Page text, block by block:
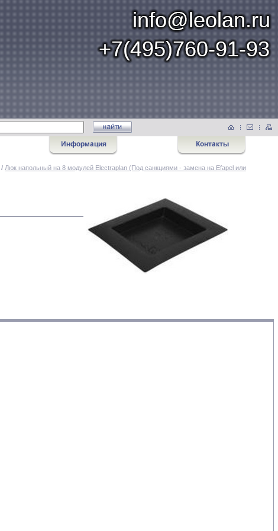
/ Люк напольный на 8 модулей Electraplan (Под санкциями - замена на Efapel или